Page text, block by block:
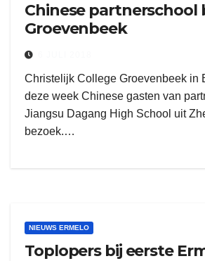
Chinese partnerschool
Groevenbeek
Christelijk College Groevenbeek in
deze week Chinese gasten van
Jiangsu Dagang High School uit
bezoek.…
NIEUWS ERMELO
Toplopers bij eerste